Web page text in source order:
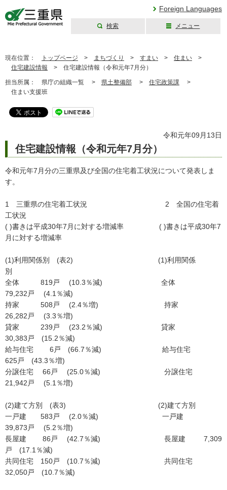
Foreign Languages
検索 メニュー
現在位置： トップページ > まちづくり > すまい > 住まい >
住宅建設情報 > 住宅建設情報（令和元年7月分）
担当所属： 県庁の組織一覧 > 県土整備部 > 住宅政策課 >
住まい支援班
令和元年09月13日
住宅建設情報（令和元年7月分）
令和元年7月分の三重県及び全国の住宅着工状況について発表しま
す。
1 三重県の住宅着工状況 2 全国の住宅着
工状況
( )書きは平成30年7月に対する増減率 ( )書きは平成30年7
月に対する増減率
(1)利用関係別 (表2) (1)利用関係
別
全体 819戸 (10.3％減) 全体
79,232戸 (4.1％減)
持家 508戸 (2.4％増) 持家
26,282戸 (3.3％増)
貸家 239戸 (23.2％減) 貸家
30,383戸 (15.2％減)
給与住宅 6戸 (66.7％減) 給与住宅
625戸 (43.3％増)
分譲住宅 66戸 (25.0％減) 分譲住宅
21,942戸 (5.1％増)
(2)建て方別 (表3) (2)建て方別
一戸建 583戸 (2.0％減) 一戸建
39,873戸 (5.2％増)
長屋建 86戸 (42.7％減) 長屋建 7,309
戸 (17.1％減)
共同住宅 150戸 (10.7％減) 共同住宅
32,050戸 (10.7％減)